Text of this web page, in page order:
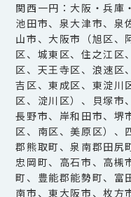
関西一円：大阪・兵庫
池田市、泉大津市、泉
山市、大阪市（旭区、
区、城東区、住之江区
区、天王寺区、浪速区
吉区、東成区、東淀川
区、淀川区）、貝塚市
長野市、岸和田市、堺
区、南区、美原区）、
郡熊取町、泉南郡田尻
忠岡町、高石市、高槻
町、豊能郡能勢町、富
南市、東大阪市、枚方